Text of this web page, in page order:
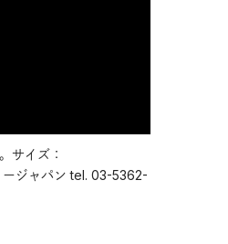
サイズ：
ジャパン tel. 03-5362-